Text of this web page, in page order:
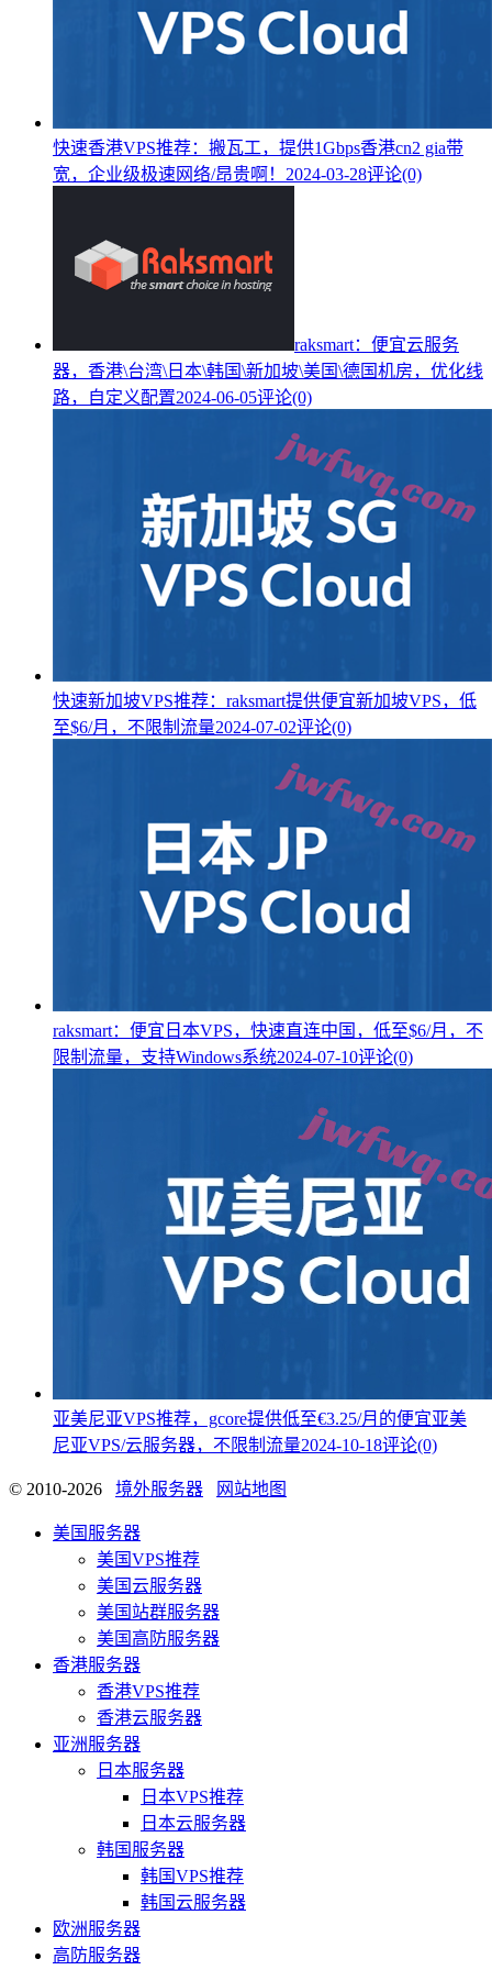
快速香港VPS推荐：搬瓦工，提供1Gbps香港cn2 gia带
宽，企业级极速网络/昂贵啊！ 2024-03-28评论(0)
raksmart：便宜云服务
器，香港\台湾\日本\韩国\新加坡\美国\德国机房，优化线
路，自定义配置2024-06-05评论(0)
快速新加坡VPS推荐：raksmart提供便宜新加坡VPS，低
至$6/月，不限制流量2024-07-02评论(0)
raksmart：便宜日本VPS，快速直连中国，低至$6/月，不
限制流量，支持Windows系统2024-07-10评论(0)
亚美尼亚VPS推荐，gcore提供低至€3.25/月的便宜亚美
尼亚VPS/云服务器，不限制流量2024-10-18评论(0)
© 2010-2026 境外服务器 网站地图
美国服务器
美国VPS推荐
美国云服务器
美国站群服务器
美国高防服务器
香港服务器
香港VPS推荐
香港云服务器
亚洲服务器
日本服务器
日本VPS推荐
日本云服务器
韩国服务器
韩国VPS推荐
韩国云服务器
欧洲服务器
高防服务器